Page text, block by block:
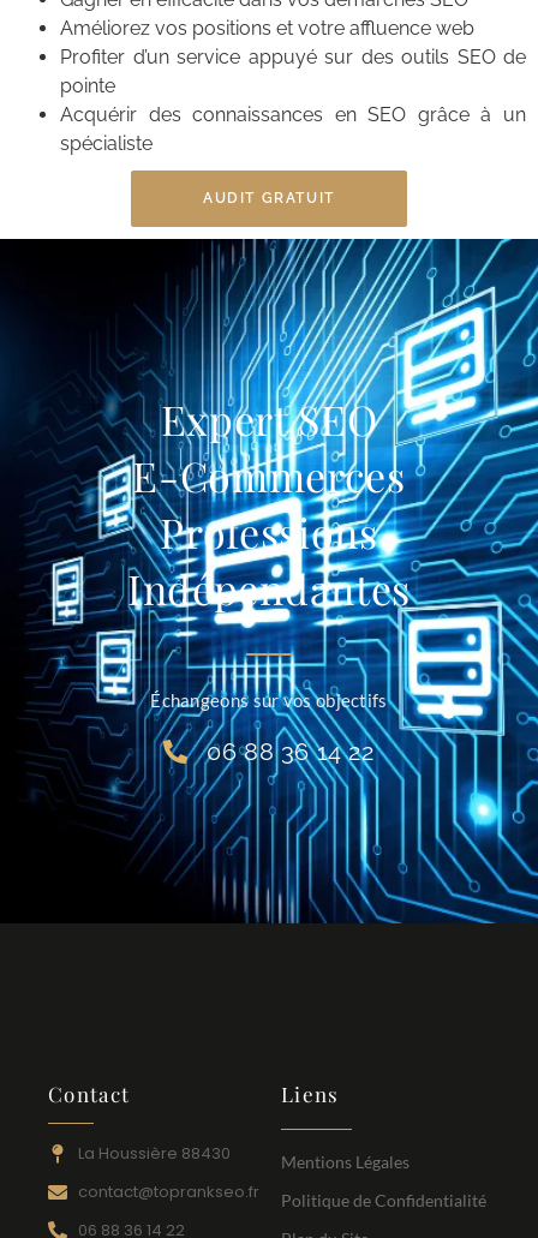
Améliorez vos positions et votre affluence web
Profiter d’un service appuyé sur des outils SEO de
pointe
Acquérir des connaissances en SEO grâce à un
spécialiste
AUDIT GRATUIT
Expert SEO
E-Commerces
Professions
Indépendantes
Échangeons sur vos objectifs
06 88 36 14 22
Contact
La Houssière 88430
contact@toprankseo.fr
06 88 36 14 22
Liens
Mentions Légales
Politique de Confidentialité